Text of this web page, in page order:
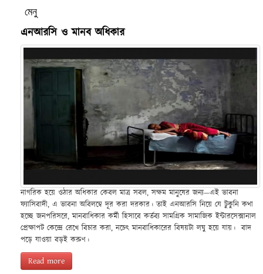
মেনু
এনআরসি ও মানব অধিকার
নাগরিক হয়ে ওঠার অধিকার কেবল মাত্র সবল, সক্ষম মানুষের জন্য—এই ভাবনা
ফ্যাসিবাদী, এ ভাবনা অবিলম্বে দূর করা দরকার। তাই এনআরসি নিয়ে যে টুকুনি কথা
হচ্ছে জনপরিসরে, মানবাধিকার কর্মী হিসাবে কর্তব্য সামগ্রিক সামাজিক ইন্টারসেক্সানাল
প্রেক্ষাপট কেন্দ্রে রেখে বিচার করা, নচেৎ মানবাধিকারের বিষয়টা লঘু হয়ে যায়। বাদ
পড়ে যাওয়া বড়ই করুণ।
Read more